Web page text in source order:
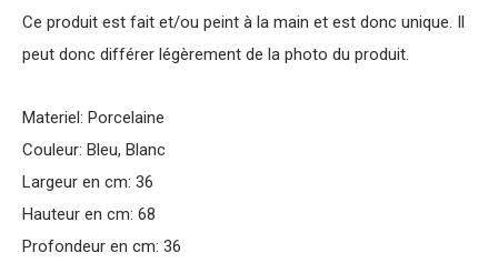
Ce produit est fait et/ou peint à la main et est donc unique. Il
peut donc différer légèrement de la photo du produit.
Materiel: Porcelaine
Couleur: Bleu, Blanc
Largeur en cm: 36
Hauteur en cm: 68
Profondeur en cm: 36